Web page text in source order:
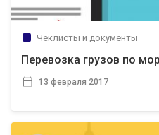
Чеклисты и документы
Перевозка грузов по
13 февраля 2017